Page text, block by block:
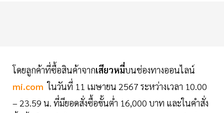
โดยลูกค้าที่ซื้อสินค้าจากเสียวหมี่บนช่องทางออนไลน์
mi.com ในวันที่ 11 เมษายน 2567 ระหว่างเวลา 10.00
– 23.59 น. ที่มียอดสั่งซื้อขั้นต่ำ 16,000 บาท และในคำสั่ง